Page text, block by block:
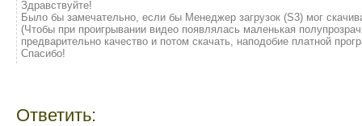
Здравствуйте!
Было бы замечательно, если бы Менеджер загрузок (S3) мог
(Чтобы при проигрывании видео появлялась маленькая
предварительно качество и потом скачать, наподобие платной
Спасибо!
Ответить: